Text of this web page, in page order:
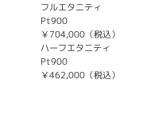
フルエタニティ
Pt900
￥704,000（税込）
ハーフエタニティ
Pt900
￥462,000（税込）